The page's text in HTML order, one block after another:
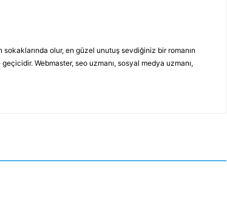
olur, en güzel unutuş sevdiğiniz bir romanın
Webmaster, seo uzmanı, sosyal medya uzmanı,